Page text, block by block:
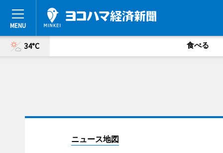
34°C 食べる
ニュース地図